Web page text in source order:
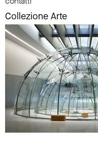
Collezione Arte